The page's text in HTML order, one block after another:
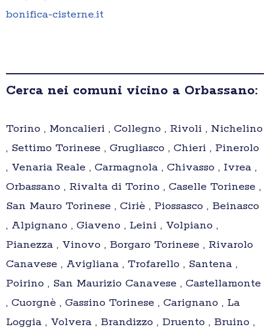
bonifica-cisterne.it
Cerca nei comuni vicino a Orbassano:
Torino , Moncalieri , Collegno , Rivoli , Nichelino
, Settimo Torinese , Grugliasco , Chieri , Pinerolo
, Venaria Reale , Carmagnola , Chivasso , Ivrea ,
Orbassano , Rivalta di Torino , Caselle Torinese ,
San Mauro Torinese , Ciriè , Piossasco , Beinasco
, Alpignano , Giaveno , Leini , Volpiano ,
Pianezza , Vinovo , Borgaro Torinese , Rivarolo
Canavese , Avigliana , Trofarello , Santena ,
Poirino , San Maurizio Canavese , Castellamonte
, Cuorgnè , Gassino Torinese , Carignano , La
Loggia , Volvera , Brandizzo , Druento , Bruino ,